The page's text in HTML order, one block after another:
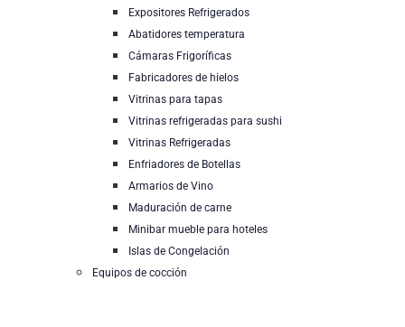
Expositores Refrigerados
Abatidores temperatura
Cámaras Frigoríficas
Fabricadores de hielos
Vitrinas para tapas
Vitrinas refrigeradas para sushi
Vitrinas Refrigeradas
Enfriadores de Botellas
Armarios de Vino
Maduración de carne
Minibar mueble para hoteles
Islas de Congelación
Equipos de cocción